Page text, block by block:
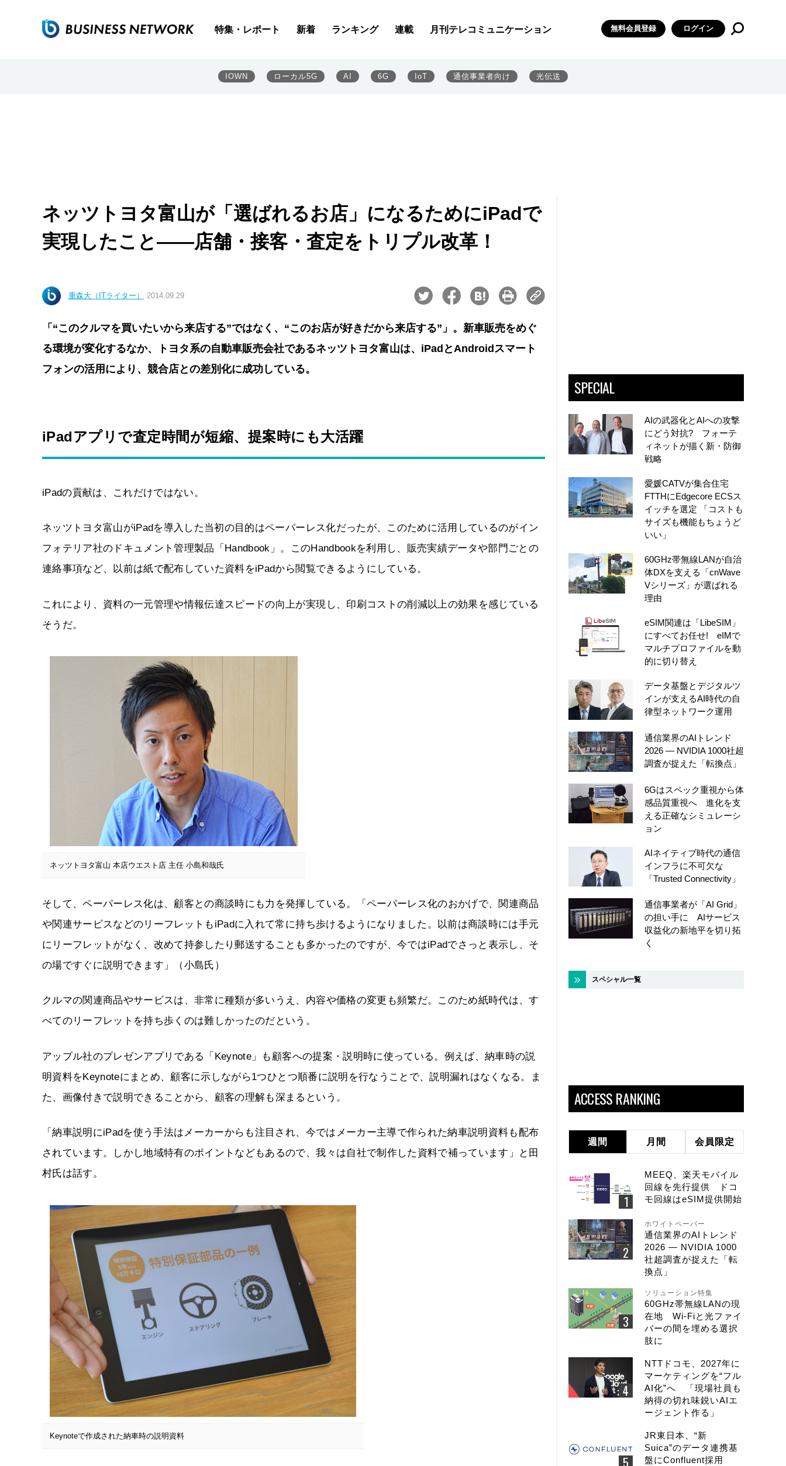
特集・レポート 新着 ランキング 連載 月刊テレコミュニケーション 無料会員登録 ログイン
IOWN ローカル5G AI 6G IoT 通信事業者向け 光伝送
ネッツトヨタ富山が「選ばれるお店」になるためにiPadで
実現したこと――店舗・接客・査定をトリプル改革！
重森大（ITライター） 2014.09.29
「“このクルマを買いたいから来店する”ではなく、“このお店が好きだから来店する”」。新車販売をめぐ
る環境が変化するなか、トヨタ系の自動車販売会社であるネッツトヨタ富山は、iPadとAndroidスマート
フォンの活用により、競合店との差別化に成功している。
iPadアプリで査定時間が短縮、提案時にも大活躍
iPadの貢献は、これだけではない。
ネッツトヨタ富山がiPadを導入した当初の目的はペーパーレス化だったが、このために活用しているのがイン
フォテリア社のドキュメント管理製品「Handbook」。このHandbookを利用し、販売実績データや部門ごとの
連絡事項など、以前は紙で配布していた資料をiPadから閲覧できるようにしている。
これにより、資料の一元管理や情報伝達スピードの向上が実現し、印刷コストの削減以上の効果を感じている
そうだ。
ネッツトヨタ富山 本店ウエスト店 主任 小島和哉氏
そして、ペーパーレス化は、顧客との商談時にも力を発揮している。「ペーパーレス化のおかげで、関連商品
や関連サービスなどのリーフレットもiPadに入れて常に持ち歩けるようになりました。以前は商談時には手元
にリーフレットがなく、改めて持参したり郵送することも多かったのですが、今ではiPadでさっと表示し、そ
の場ですぐに説明できます」（小島氏）
クルマの関連商品やサービスは、非常に種類が多いうえ、内容や価格の変更も頻繁だ。このため紙時代は、す
べてのリーフレットを持ち歩くのは難しかったのだという。
アップル社のプレゼンアプリである「Keynote」も顧客への提案・説明時に使っている。例えば、納車時の説
明資料をKeynoteにまとめ、顧客に示しながら1つひとつ順番に説明を行なうことで、説明漏れはなくなる。ま
た、画像付きで説明できることから、顧客の理解も深まるという。
「納車説明にiPadを使う手法はメーカーからも注目され、今ではメーカー主導で作られた納車説明資料も配布
されています。しかし地域特有のポイントなどもあるので、我々は自社で制作した資料で補っています」と田
村氏は話す。
Keynoteで作成された納車時の説明資料
SPECIAL
AIの武器化とAIへの攻撃
にどう対抗? フォーテ
ィネットが描く新・防御
戦略
愛媛CATVが集合住宅
FTTHにEdgecore ECSス
イッチを選定 「コストも
サイズも機能もちょうど
いい」
60GHz帯無線LANが自治
体DXを支える「cnWave
Vシリーズ」が選ばれる
理由
eSIM関連は「LibeSIM」
にすべてお任せ! eIMで
マルチプロファイルを動
的に切り替え
データ基盤とデジタルツ
インが支えるAI時代の自
律型ネットワーク運用
通信業界のAIトレンド
2026 ― NVIDIA 1000社超
調査が捉えた「転換点」
6Gはスペック重視から体
感品質重視へ 進化を支
える正確なシミュレーシ
ョン
AIネイティブ時代の通信
インフラに不可欠な
「Trusted Connectivity」
通信事業者が「AI Grid」
の担い手に AIサービス
収益化の新地平を切り拓
く
スペシャル一覧
ACCESS RANKING
週間 月間 会員限定
MEEQ、楽天モバイル
回線を先行提供 ドコ
モ回線はeSIM提供開始
ホワイトペーパー
通信業界のAIトレンド
2026 ― NVIDIA 1000
社超調査が捉えた「転
換点」
ソリューション特集
60GHz帯無線LANの現
在地 Wi-Fiと光ファイ
バーの間を埋める選択
肢に
NTTドコモ、2027年に
マーケティングを“フル
AI化”へ 「現場社員も
納得の切れ味鋭いAIエ
ージェント作る」
JR東日本、“新
Suica”のデータ連携基
盤にConfluent採用